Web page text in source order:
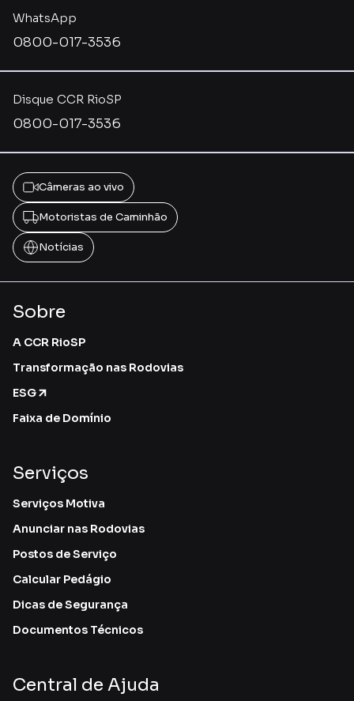
Disque CCR RioSP
0800-017-3536
WhatsApp
0800-017-3536
Câmeras ao vivo
Motoristas de Caminhão
Notícias
Sobre
A CCR RioSP
Transformação nas Rodovias
ESG
Faixa de Domínio
Serviços
Serviços Motiva
Anunciar nas Rodovias
Postos de Serviço
Calcular Pedágio
Dicas de Segurança
Documentos Técnicos
Central de Ajuda